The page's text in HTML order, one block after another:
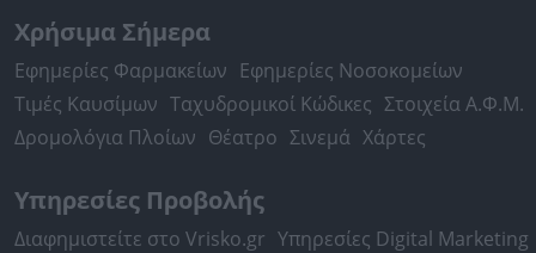
Χρήσιμα Σήμερα
Εφημερίες Φαρμακείων Εφημερίες Νοσοκομείων
Τιμές Καυσίμων Ταχυδρομικοί Κώδικες Στοιχεία Α.Φ.Μ.
Δρομολόγια Πλοίων Θέατρο Σινεμά Χάρτες
Υπηρεσίες Προβολής
Διαφημιστείτε στο Vrisko.gr Υπηρεσίες Digital Marketing